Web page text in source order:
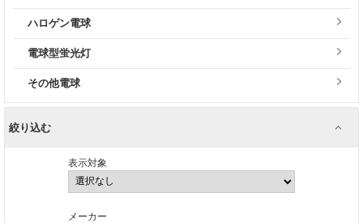
ハロゲン電球
電球型蛍光灯
その他電球
絞り込む
表示対象
メーカー